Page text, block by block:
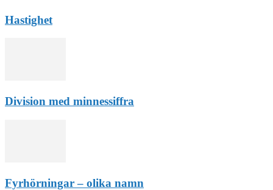
Hastighet
Division med minnessiffra
Fyrhörningar – olika namn